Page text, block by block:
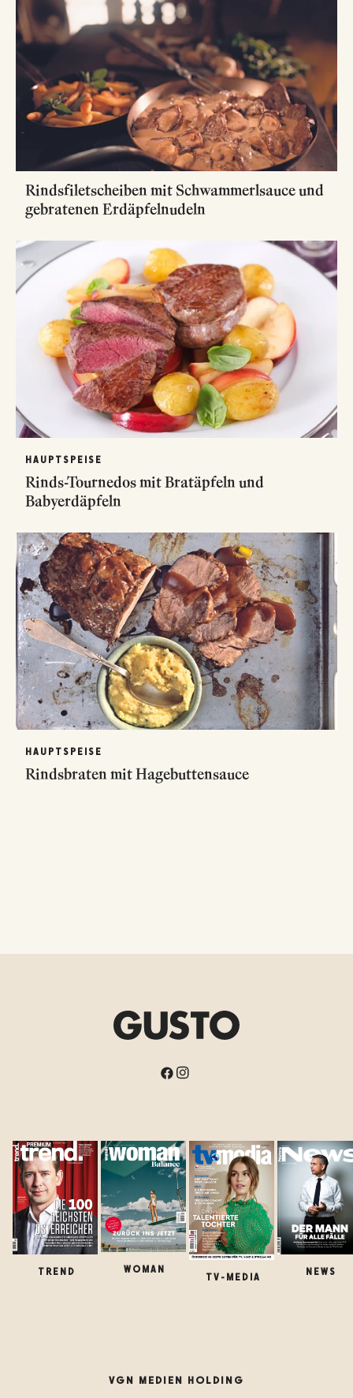
Rindsfiletscheiben mit Schwammerlsauce und
gebratenen Erdäpfelnudeln
HAUPTSPEISE
Rinds-Tournedos mit Bratäpfeln und
Babyerdäpfeln
HAUPTSPEISE
Rindsbraten mit Hagebuttensauce
TREND WOMAN
TV-MEDIA
NEWS
VGN MEDIEN HOLDING